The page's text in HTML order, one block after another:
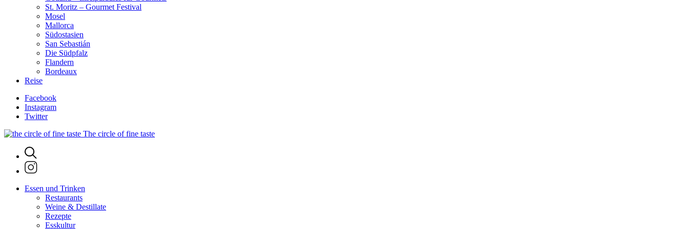
St. Moritz – Gourmet Festival
Mosel
Mallorca
Südostasien
San Sebastián
Die Südpfalz
Flandern
Bordeaux
Reise
Facebook
Instagram
Twitter
The circle of fine taste
Essen und Trinken
Restaurants
Weine & Destillate
Rezepte
Esskultur